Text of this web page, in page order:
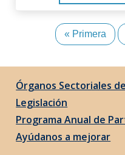
Paginación
Primera
página
« Primera
Órganos Sectoriales
Legislación
Programa Anual de
Ayúdanos a mejorar